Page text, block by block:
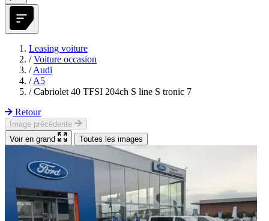
Leasing voiture
/ Voiture occasion
/ Audi
/ A5
/ Cabriolet 40 TFSI 204ch S line S tronic 7
Retour
Image précédente
Voir en grand
Toutes les images